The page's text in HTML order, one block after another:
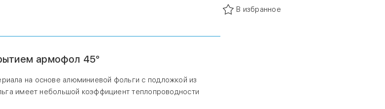
и емкостей промышленных и строительных объектов. При
и отводов стыки по длине и диаметру проклеиваются
армофол 45°
на основе алюминиевой фольги с подложкой из
имеет небольшой коэффициент теплопроводности
В избранное